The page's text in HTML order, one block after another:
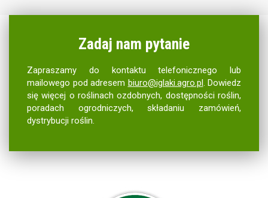
Zadaj nam pytanie
Zapraszamy do kontaktu telefonicznego lub
mailowego pod adresem biuro@iglaki.agro.pl. Dowiedz
się więcej o roślinach ozdobnych, dostępności roślin,
poradach ogrodniczych, składaniu zamówień,
dystrybucji roślin.